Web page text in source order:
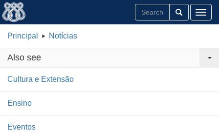
Principal Notícias
Also see
Cultura e Extensão
Ensino
Eventos